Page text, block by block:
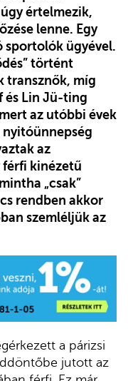
értelmezik,
lenne. Egy
sportolók ügyével.
történt
transznők, míg
és Lin Jü-ting
az utóbbi évek
az
férfi kinézetű
„csak”
rendben akkor
szemléljük az
a párizsi
jutott az